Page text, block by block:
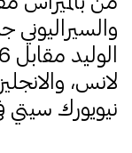
لانس،
نيويورك